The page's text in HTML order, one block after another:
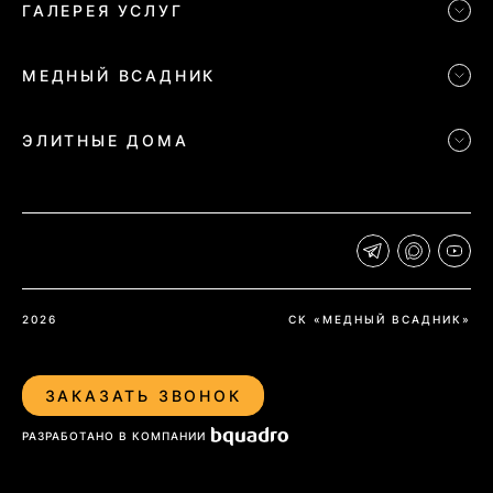
ГАЛЕРЕЯ УСЛУГ
МЕДНЫЙ ВСАДНИК
ЭЛИТНЫЕ ДОМА
СК «МЕДНЫЙ ВСАДНИК»
2026
ЗАКАЗАТЬ ЗВОНОК
РАЗРАБОТАНО В КОМПАНИИ